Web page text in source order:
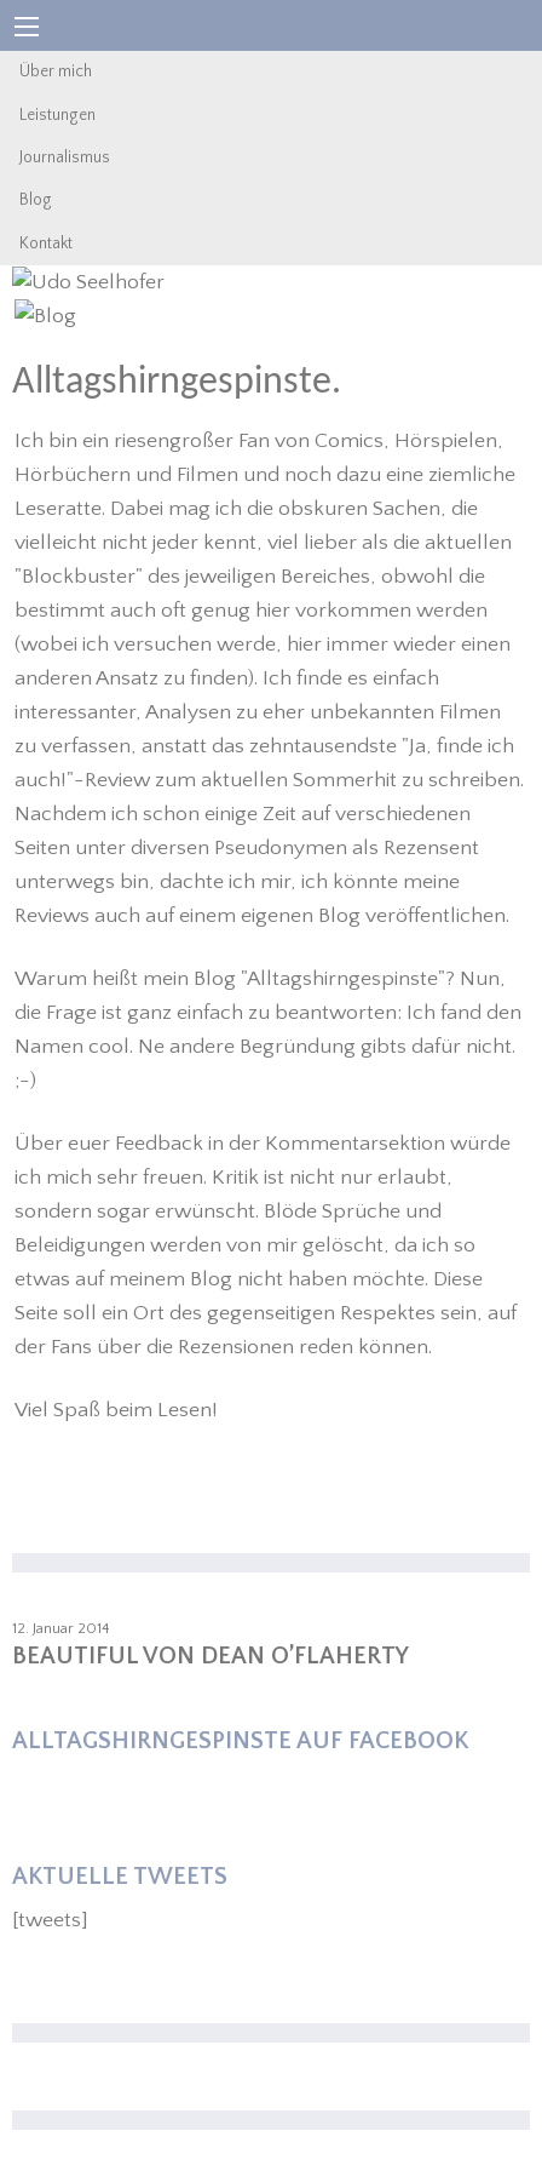
Über mich
Leistungen
Journalismus
Blog
Kontakt
Alltagshirngespinste.
Ich bin ein riesengroßer Fan von Comics, Hörspielen,
Hörbüchern und Filmen und noch dazu eine ziemliche
Leseratte. Dabei mag ich die obskuren Sachen, die
vielleicht nicht jeder kennt, viel lieber als die aktuellen
"Blockbuster" des jeweiligen Bereiches, obwohl die
bestimmt auch oft genug hier vorkommen werden
(wobei ich versuchen werde, hier immer wieder einen
anderen Ansatz zu finden). Ich finde es einfach
interessanter, Analysen zu eher unbekannten Filmen
zu verfassen, anstatt das zehntausendste "Ja, finde ich
auch!"-Review zum aktuellen Sommerhit zu schreiben.
Nachdem ich schon einige Zeit auf verschiedenen
Seiten unter diversen Pseudonymen als Rezensent
unterwegs bin, dachte ich mir, ich könnte meine
Reviews auch auf einem eigenen Blog veröffentlichen.
Warum heißt mein Blog "Alltagshirngespinste"? Nun,
die Frage ist ganz einfach zu beantworten: Ich fand den
Namen cool. Ne andere Begründung gibts dafür nicht.
;-)
Über euer Feedback in der Kommentarsektion würde
ich mich sehr freuen. Kritik ist nicht nur erlaubt,
sondern sogar erwünscht. Blöde Sprüche und
Beleidigungen werden von mir gelöscht, da ich so
etwas auf meinem Blog nicht haben möchte. Diese
Seite soll ein Ort des gegenseitigen Respektes sein, auf
der Fans über die Rezensionen reden können.
Viel Spaß beim Lesen!
12. Januar 2014
BEAUTIFUL VON DEAN O’FLAHERTY
ALLTAGSHIRNGESPINSTE AUF FACEBOOK
AKTUELLE TWEETS
[tweets]